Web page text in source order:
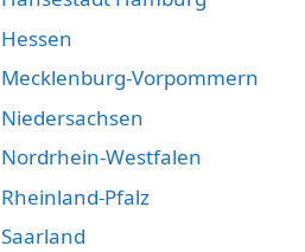
Hessen
Mecklenburg-Vorpommern
Niedersachsen
Nordrhein-Westfalen
Rheinland-Pfalz
Saarland